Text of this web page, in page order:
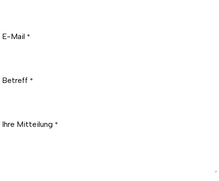
E-Mail *
Betreff *
Ihre Mitteilung *